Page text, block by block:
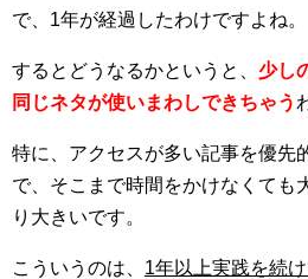
で、1年が経過したわけですよね。
するとどうなるかというと、 少し
同じネタが使いまわしできちゃう
特に、アクセスが多い記事を優先
で、そこまで時間をかけなくても
り大きいです。
こういうのは、 1年以上実践を続